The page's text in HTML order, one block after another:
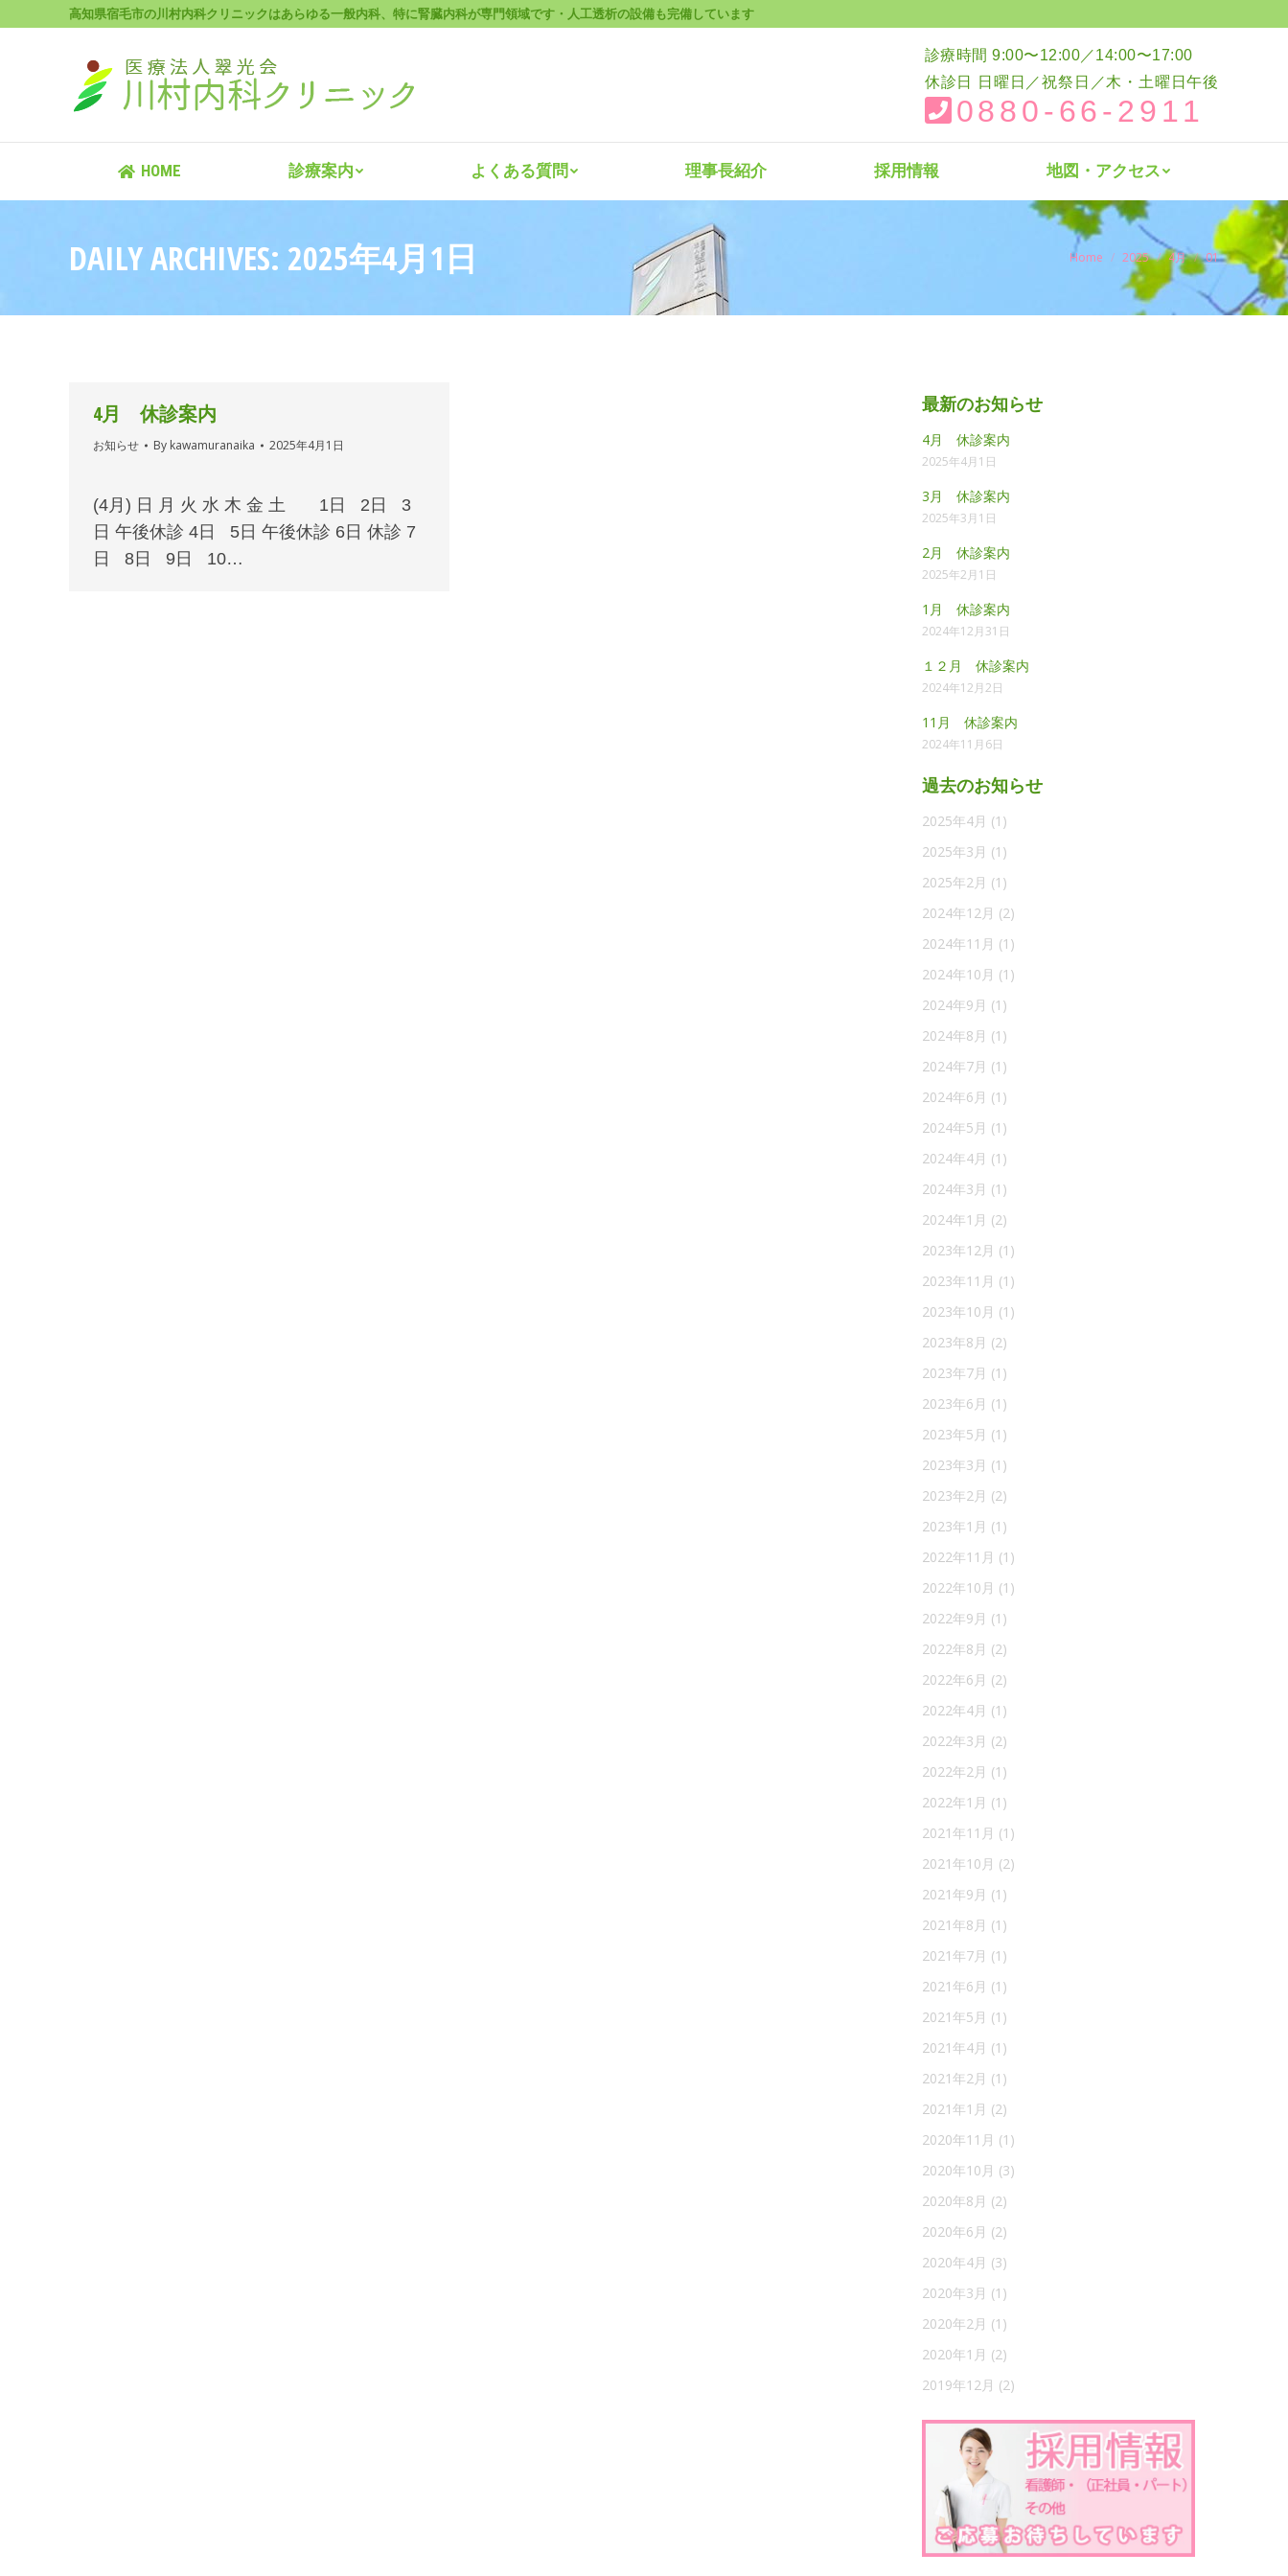
高知県宿毛市の川村内科クリニックはあらゆる一般内科、特に腎臓内科が専門領域です・人工透析の設備も完備しています
診療時間 9:00〜12:00／14:00〜17:00
休診日 日曜日／祝祭日／木・土曜日午後
0880-66-2911
HOME 診療案内 よくある質問 理事長紹介 採用情報 地図・アクセス
DAILY ARCHIVES: 2025年4月1日 You are here:
Home 2025 4月 01
4月 休診案内
お知らせ By kawamuranaika 2025年4月1日
(4月) 日 月 火 水 木 金 土 1日 2日 3
日 午後休診 4日 5日 午後休診 6日 休診 7
日 8日 9日 10…
最新のお知らせ
4月 休診案内
2025年4月1日
3月 休診案内
2025年3月1日
2月 休診案内
2025年2月1日
1月 休診案内
2024年12月31日
１２月 休診案内
2024年12月2日
11月 休診案内
2024年11月6日
過去のお知らせ
2025年4月 (1)
2025年3月 (1)
2025年2月 (1)
2024年12月 (2)
2024年11月 (1)
2024年10月 (1)
2024年9月 (1)
2024年8月 (1)
2024年7月 (1)
2024年6月 (1)
2024年5月 (1)
2024年4月 (1)
2024年3月 (1)
2024年1月 (2)
2023年12月 (1)
2023年11月 (1)
2023年10月 (1)
2023年8月 (2)
2023年7月 (1)
2023年6月 (1)
2023年5月 (1)
2023年3月 (1)
2023年2月 (2)
2023年1月 (1)
2022年11月 (1)
2022年10月 (1)
2022年9月 (1)
2022年8月 (2)
2022年6月 (2)
2022年4月 (1)
2022年3月 (2)
2022年2月 (1)
2022年1月 (1)
2021年11月 (1)
2021年10月 (2)
2021年9月 (1)
2021年8月 (1)
2021年7月 (1)
2021年6月 (1)
2021年5月 (1)
2021年4月 (1)
2021年2月 (1)
2021年1月 (2)
2020年11月 (1)
2020年10月 (3)
2020年8月 (2)
2020年6月 (2)
2020年4月 (3)
2020年3月 (1)
2020年2月 (1)
2020年1月 (2)
2019年12月 (2)
HOME 診療案内 よくある質問 理事長紹介 採用情報 地図・アクセス